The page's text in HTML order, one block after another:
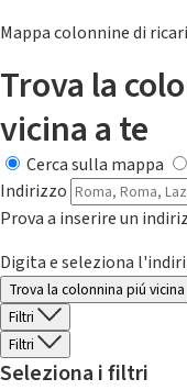
Mappa colonnine di
Trova la
vicina a te
Cerca sulla mappa
Indirizzo
Prova a inserire un
Digita e seleziona
Trova la colonnina piú vicina
Filtri
Filtri
Seleziona i filtri